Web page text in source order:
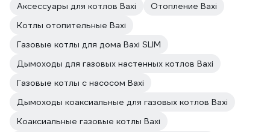
Аксессуары для котлов Baxi
Отопление Baxi
Котлы отопительные Baxi
Газовые котлы для дома Baxi SLIM
Дымоходы для газовых настенных котлов Baxi
Газовые котлы с насосом Baxi
Дымоходы коаксиальные для газовых котлов Baxi
Коаксиальные газовые котлы Baxi